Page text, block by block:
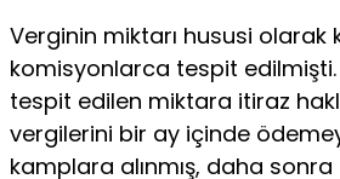
Verginin miktarı hususi olarak
komisyonlarca tespit edilmişti.
tespit edilen miktara itiraz
vergilerini bir ay içinde
kamplara alınmış, daha sonra